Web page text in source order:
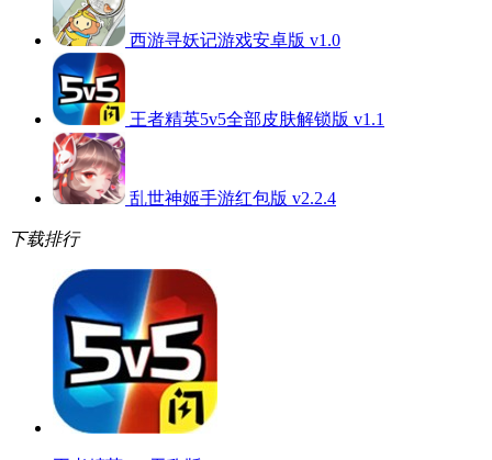
西游寻妖记游戏安卓版 v1.0
王者精英5v5全部皮肤解锁版 v1.1
乱世神姬手游红包版 v2.2.4
下载排行